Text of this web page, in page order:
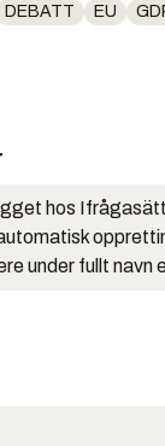
DEBATT EU
hos
under fullt navn